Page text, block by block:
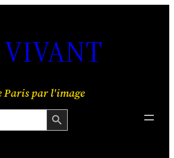
VIVANT
Paris par l'image
Search Button